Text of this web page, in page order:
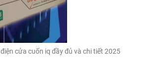
cửa cuốn iq đầy đủ và chi tiết 2025